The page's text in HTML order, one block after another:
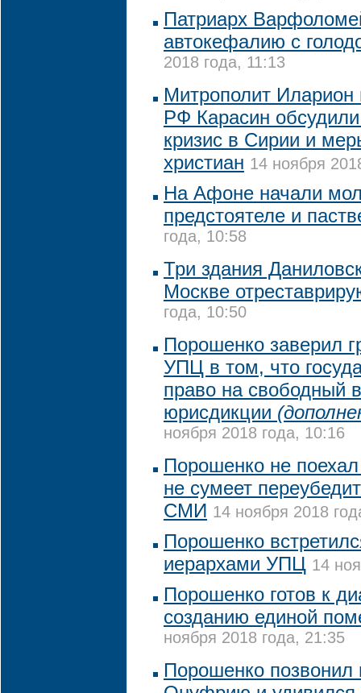
Патриарх
автокефалию с
2018 года, 11:13
Митрополит
РФ Карасин
кризис в Сирии и
христиан 14 ноября
На Афоне начали
предстоятеле и
года, 10:58
Три здания
Москве
года, 10:50
Порошенко заверил
УПЦ в том, что
право на свободный
юрисдикции
ноября 2018 года, 10:16
Порошенко не
не сумеет
СМИ 14 ноября 2018
Порошенко
иерархами УПЦ 14
Порошенко готов к
созданию единой
ноября 2018 года, 21:35
Порошенко позвонил